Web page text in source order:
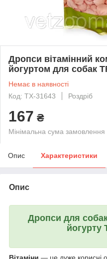
Дропси вітамінний
йогуртом для собак
Немає в наявності
Код: TX-31643
Роздріб
167 ₴
Мінімальна сума
Опис Характеристики
Опис
Дропси для
йогурту